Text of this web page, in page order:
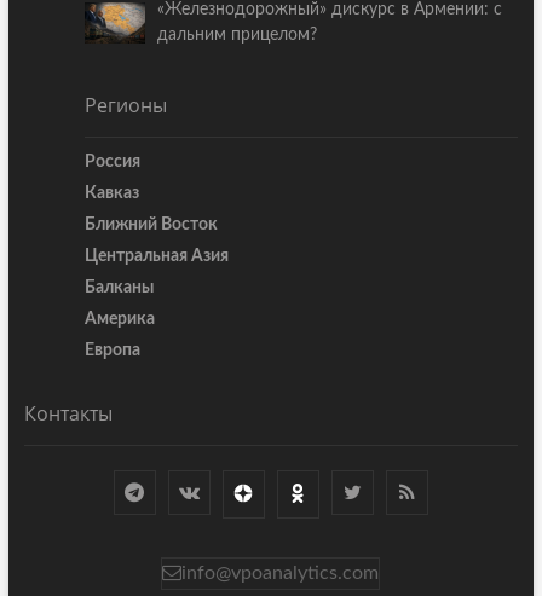
«Железнодорожный» дискурс в Армении: с
дальним прицелом?
Регионы
Россия
Кавказ
Ближний Восток
Центральная Азия
Балканы
Америка
Европа
Контакты
info@vpoanalytics.com